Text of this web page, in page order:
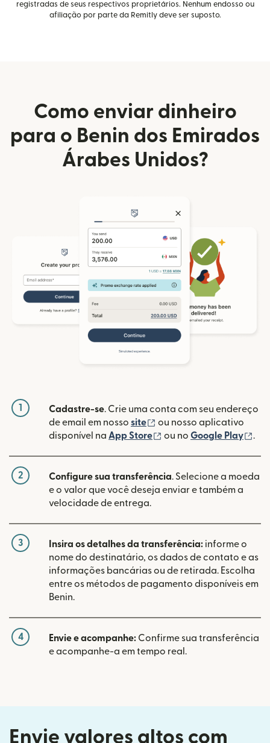
registradas de seus respectivos proprietários. Nenhum endosso ou
afiliação por parte da Remitly deve ser suposto.
Como enviar dinheiro
para o Benin dos Emirados
Árabes Unidos?
1 Cadastre-se. Crie uma conta com seu endereço
de email em nosso site (abre em uma nova
ou nosso aplicativo
disponível na App Store (abre em uma nova
ou no Google Play .
2 Configure sua transferência. Selecione a moeda
e o valor que você deseja enviar e também a
velocidade de entrega.
3 Insira os detalhes da transferência: informe o
nome do destinatário, os dados de contato e as
informações bancárias ou de retirada. Escolha
entre os métodos de pagamento disponíveis em
Benin.
4 Envie e acompanhe: Confirme sua transferência
e acompanhe-a em tempo real.
Envie valores altos com